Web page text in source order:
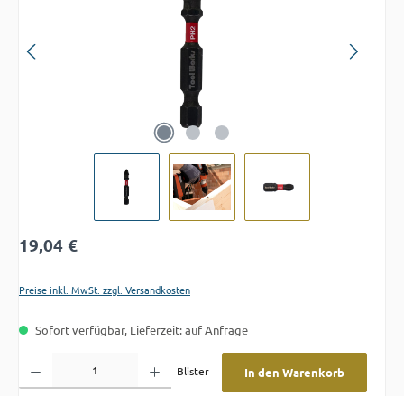
Regulärer Preis:
19,04 €
Preise inkl. MwSt. zzgl. Versandkosten
Sofort verfügbar, Lieferzeit: auf Anfrage
Blister
In den Warenkorb